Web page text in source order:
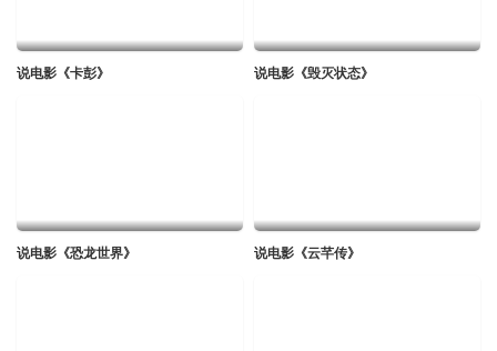
说电影《卡彭》 说电影《毁灭状态》
说电影《恐龙世界》 说电影《云芊传》